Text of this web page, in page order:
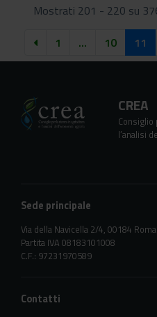
Mostrati 201 - 220 su
1
... 10 11
CREA
Consiglio
l’analisi
Sede principale
Via della Navicella 2/4, 00184 Roma
Partita IVA 08183101008
C.F.: 97231970589
Contatti